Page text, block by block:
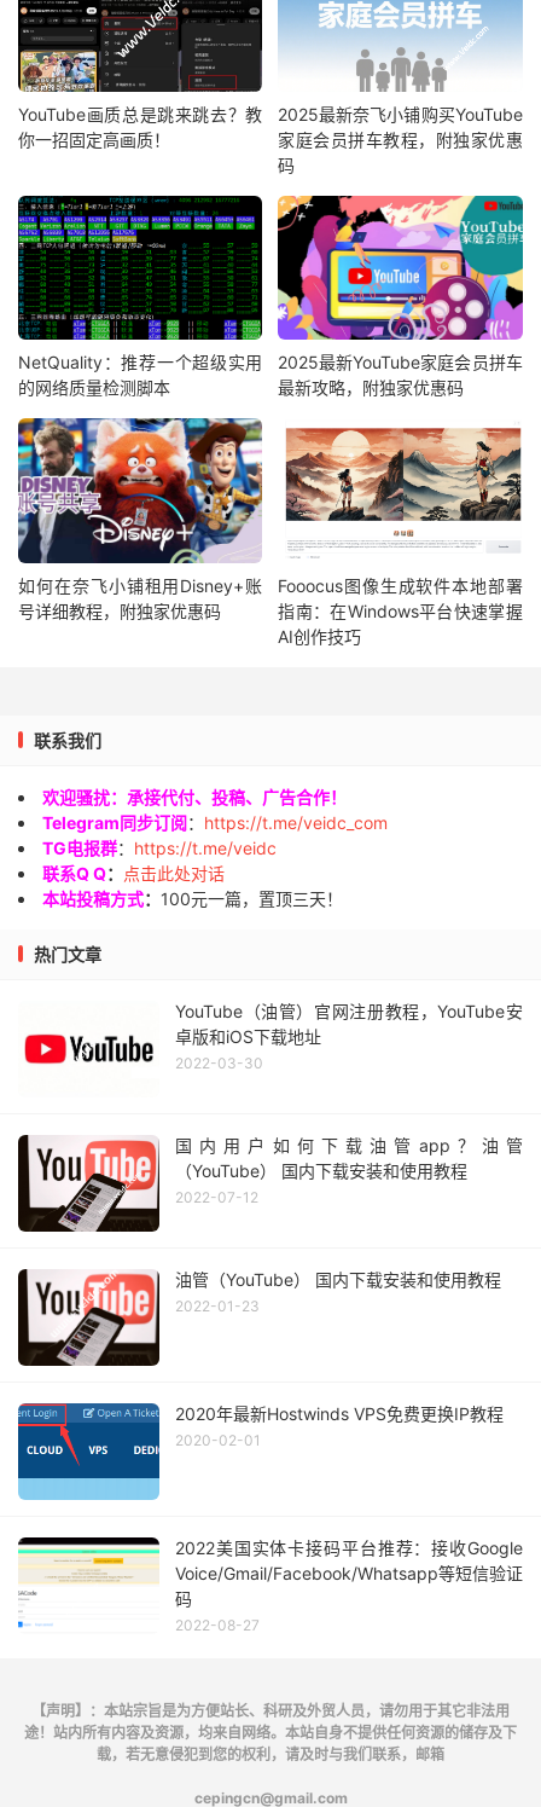
YouTube画质总是跳来跳去？教
你一招固定高画质！
2025最新奈飞小铺购买YouTube
家庭会员拼车教程，附独家优惠
码
NetQuality：推荐一个超级实用
的网络质量检测脚本
2025最新YouTube家庭会员拼车
最新攻略，附独家优惠码
如何在奈飞小铺租用Disney+账
号详细教程，附独家优惠码
Fooocus图像生成软件本地部署
指南：在Windows平台快速掌握
AI创作技巧
联系我们
欢迎骚扰：承接代付、投稿、广告合作！
Telegram同步订阅： https://t.me/veidc_com
TG电报群： https://t.me/veidc
联系Q Q：
点击此处对话
本站投稿方式： 100元一篇，置顶三天！
热门文章
YouTube（油管）官网注册教程，YouTube安
卓版和iOS下载地址
2022-03-30
国内用户如何下载油管app？油管
（YouTube） 国内下载安装和使用教程
2022-07-12
油管（YouTube） 国内下载安装和使用教程
2022-01-23
2020年最新Hostwinds VPS免费更换IP教程
2020-02-01
2022美国实体卡接码平台推荐：接收Google
Voice/Gmail/Facebook/Whatsapp等短信验证
码
2022-08-27
【声明】：本站宗旨是为方便站长、科研及外贸人员，请勿用于其它非法用
途！站内所有内容及资源，均来自网络。本站自身不提供任何资源的储存及下
载，若无意侵犯到您的权利，请及时与我们联系，邮箱
cepingcn@gmail.com